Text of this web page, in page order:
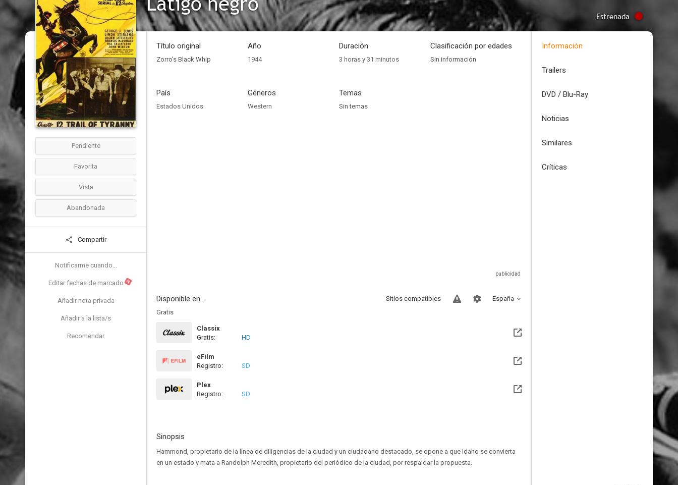
Estrenada
Pendiente
Favorita
Vista
Abandonada
Compartir
Notificarme cuando...
Editar fechas de marcado N
Añadir nota privada
Añadir a la lista/s
Recomendar
Título original
Zorro's Black Whip
Año
1944
Duración
3 horas y 31 minutos
Clasificación por edades
Sin información
País
Estados Unidos
Géneros
Western
Temas
Sin temas
Disponible en... España
Sitios compatibles
Gratis
Classix
Gratis:
HD
eFilm
Registro:
SD
Plex
Registro:
SD
Sinopsis
Hammond, propietario de la línea de diligencias de la ciudad y un ciudadano destacado, se opone a que Idaho se convierta
en un estado y mata a Randolph Meredith, propietario del periódico de la ciudad, por respaldar la propuesta.
Información
Trailers
DVD / Blu-Ray
Noticias
Similares
Críticas